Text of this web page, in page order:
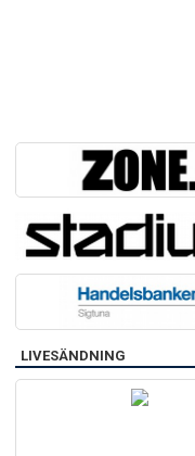
LIVESÄNDNING